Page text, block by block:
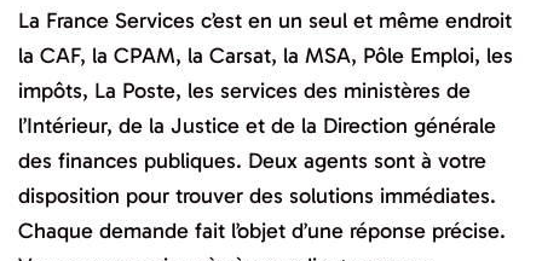
La France Services c’est en un seul et même endroit
la CAF, la CPAM, la Carsat, la MSA, Pôle Emploi, les
impôts, La Poste, les services des ministères de
l’Intérieur, de la Justice et de la Direction générale
des finances publiques. Deux agents sont à votre
disposition pour trouver des solutions immédiates.
Chaque demande fait l’objet d’une réponse précise.